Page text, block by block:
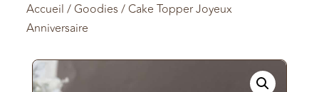
Accueil /Goodies / Cake Topper Joyeux
Anniversaire